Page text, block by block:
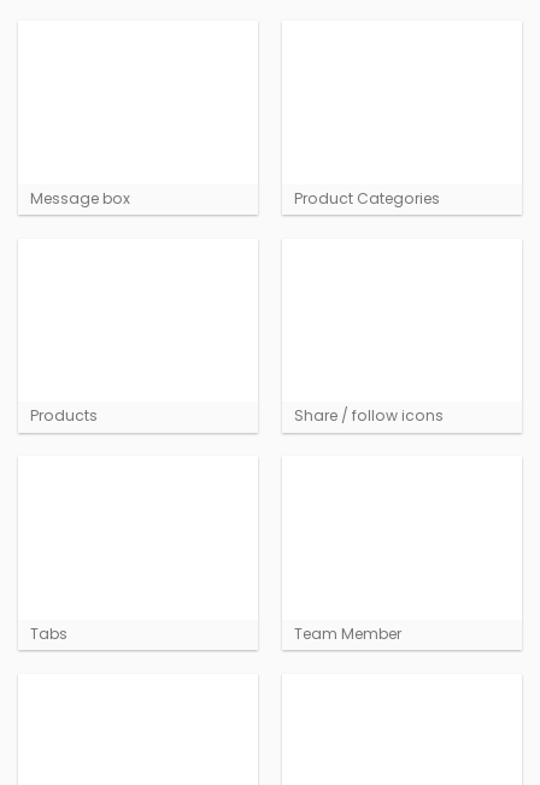
Message box Product Categories
Products Share / follow icons
Tabs Team Member